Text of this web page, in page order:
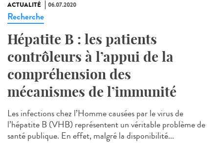
ACTUALITÉ 06.07.2020
Recherche
Hépatite B : les patients
contrôleurs à l’appui de la
compréhension des
mécanismes de l’immunité
Les infections chez l’Homme causées par le virus de
l’hépatite B (VHB) représentent un véritable problème de
santé publique. En effet, malgré la disponibilité...